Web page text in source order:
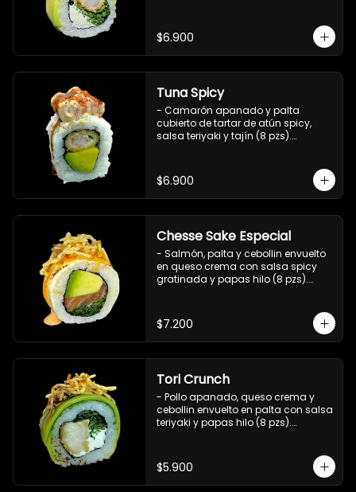
$6.900
Tuna Spicy
- Camarón apanado y palta
cubierto de tartar de atún spicy,
salsa teriyaki y tajín (8 pzs).
$6.900
Chesse Sake Especial
- Salmón, palta y cebollin envuelto
en queso crema con salsa spicy
gratinada y papas hilo (8 pzs).
$7.200
Tori Crunch
- Pollo apanado, queso crema y
cebollin envuelto en palta con salsa
teriyaki y papas hilo (8 pzs).
$5.900